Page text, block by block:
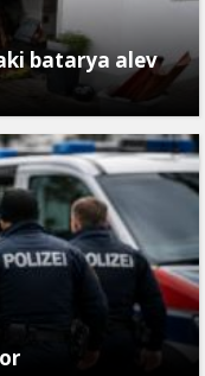
batarya alev